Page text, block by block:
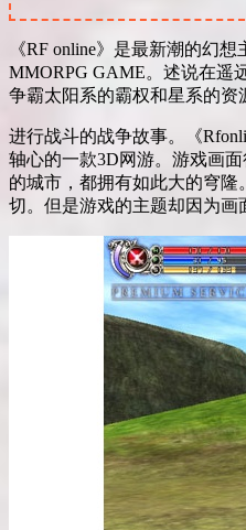
《RF online》是最新潮的幻
MMORPG GAME。述说在遥
争霸太阳系的霸权和星系的资
进行战斗的战争故事。《
轴心的一款3D网游。游戏画
的城市，都拥有如此大的穹
切。但是游戏的主题却因为画